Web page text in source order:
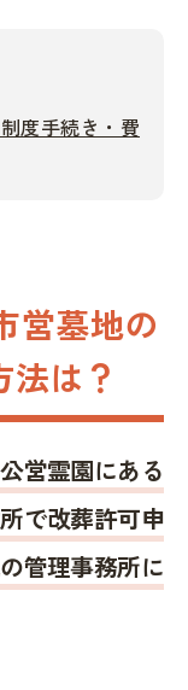
度手続き・費
営墓地の
法は？
営霊園にある
で改葬許可申
管理事務所に